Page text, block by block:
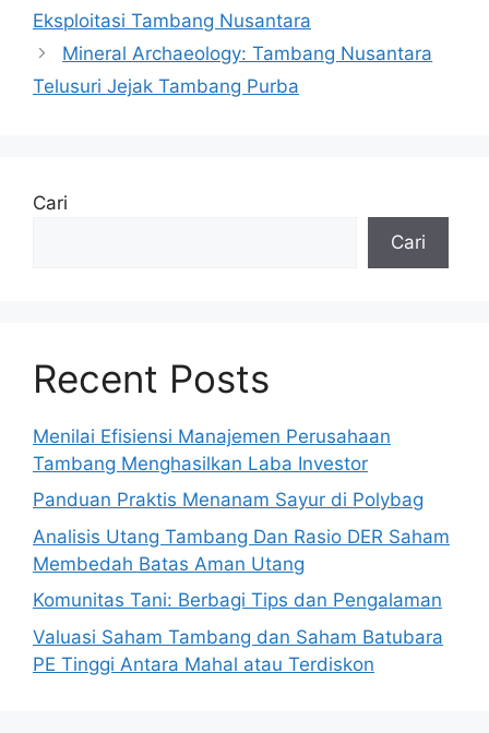
Eksploitasi Tambang Nusantara
Mineral Archaeology: Tambang Nusantara
Telusuri Jejak Tambang Purba
Cari
Cari
Recent Posts
Menilai Efisiensi Manajemen Perusahaan
Tambang Menghasilkan Laba Investor
Panduan Praktis Menanam Sayur di Polybag
Analisis Utang Tambang Dan Rasio DER Saham
Membedah Batas Aman Utang
Komunitas Tani: Berbagi Tips dan Pengalaman
Valuasi Saham Tambang dan Saham Batubara
PE Tinggi Antara Mahal atau Terdiskon